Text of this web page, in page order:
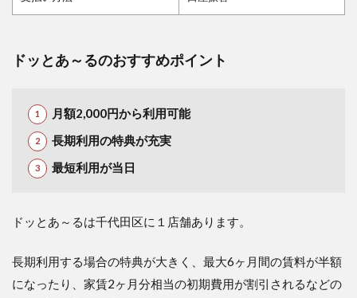
ドッとあ～るのおすすめポイント
月額2,000円から利用可能
長期利用の特典が充実
最短利用が当日
ドッとあ～るは千代田区に１店舗あります。
長期利用する場合の特典が大きく、最大6ヶ月間の賃料が半額
になったり、家賃2ヶ月分相当の初期費用が割引されるなどの